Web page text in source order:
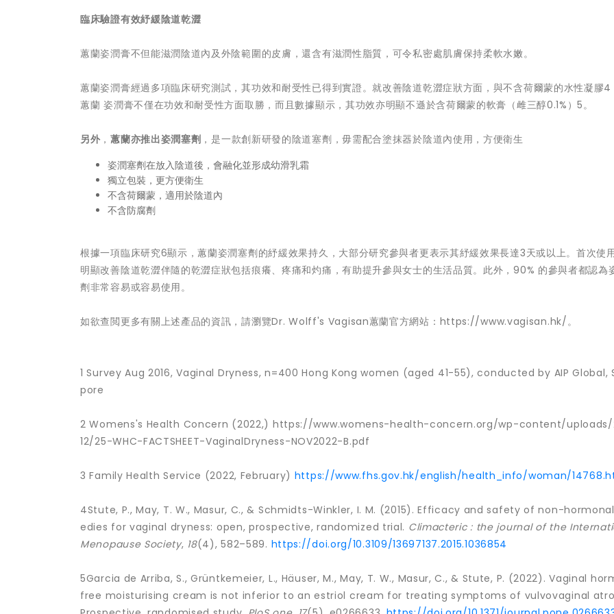
臨床驗證有效紓緩陰道乾澀
蕙蘭姿潤膏不但能滋潤陰道內及外陰範圍的皮膚，還含有滋潤性脂質，可令私密處肌膚保持柔軟水嫩。
蕙蘭姿潤膏經過多項臨床研究測試，其功效和耐受性已得到實證。就改善陰道乾澀症狀方面，與不含荷爾蒙的水性凝膠
蕙蘭 姿潤膏不僅在功效和耐受性方面取勝，而且數據顯示，其功效亦明顯不遜於含荷爾蒙的軟膏（雌三醇0.1%）5。
另外，蕙蘭亦推出姿潤塞劑 ，是一款創新研發的陰道塞劑，毋需配合塗抹器於陰道內使用，方便衛生
姿潤塞劑在放入陰道後，會融化並形成幼滑乳霜
獨立包裝，更方便衛生
不含荷爾蒙，適用於陰道內
不含防腐劑
根據一項臨床研究6顯示，蕙蘭姿潤塞劑的紓緩效果持久，大部分研究參與者更表示其紓緩效果長達3天或以上。首次使
明顯改善陰道乾澀伴隨的乾澀症狀包括痕癢、疼痛和灼痛，有助提升參與女士的生活品質。此外，90% 的參與者都認為
劑非常容易或容易使用。
如欲查閲更多有關上述產品的資訊，請瀏覽Dr. Wolff's Vagisan蕙蘭官方網站：https://www.vagisan.hk/。
1 Survey Aug 2016, Vaginal Dryness, n=400 Hong Kong women (aged 41-55), conducted by AIP Global,
pore
2 Womens's Health Concern (2022,) https://www.womens-health-concern.org/wp-content/
12/25-WHC-FACTSHEET-VaginalDryness-NOV2022-B.pdf
3 Family Health Service (2022, February) https://www.fhs.gov.hk/english/health_info/woman/
4Stute, P., May, T. W., Masur, C., & Schmidts-Winkler, I. M. (2015). Efficacy and safety of non-
edies for vaginal dryness: open, prospective, randomized trial. Climacteric : the journal of the
Menopause Society, 18(4), 582–589. https://doi.org/10.3109/13697137.2015.1036854
5Garcia de Arriba, S., Grüntkemeier, L., Häuser, M., May, T. W., Masur, C., & Stute, P. (2022). Vaginal
free moisturising cream is not inferior to an estriol cream for treating symptoms of vulvovaginal